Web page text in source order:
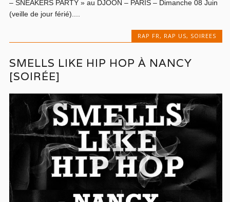
– SNEAKERS PARTY » au DJOON – PARIS – Dimanche 08 Juin
(veille de jour férié)....
RAP FR, RAP US, SOIREES
SMELLS LIKE HIP HOP À NANCY
[SOIRÉE]